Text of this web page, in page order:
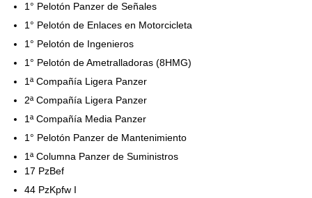
1° Pelotón Panzer de Señales
1° Pelotón de Enlaces en Motorcicleta
1° Pelotón de Ingenieros
1° Pelotón de Ametralladoras (8HMG)
1ª Compañía Ligera Panzer
2ª Compañía Ligera Panzer
1ª Compañía Media Panzer
1° Pelotón Panzer de Mantenimiento
1ª Columna Panzer de Suministros
17 PzBef
44 PzKpfw I